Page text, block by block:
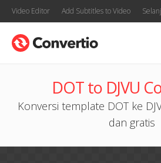
Video Editor Add Subtitles to Video
DOT to DJVU
Konversi template DOT ke
dan gratis